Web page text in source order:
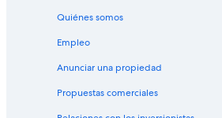
Quiénes somos
Empleo
Anunciar una propiedad
Propuestas comerciales